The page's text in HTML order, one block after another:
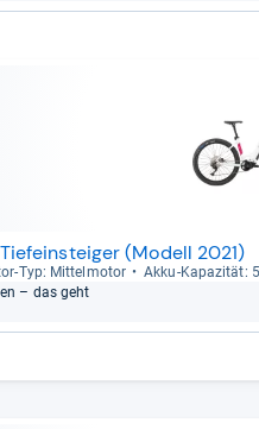
(Modell 2021)
​Typ: Mit­tel­mo­tor
Akku-​Kapa­zi­tät:
– das geht